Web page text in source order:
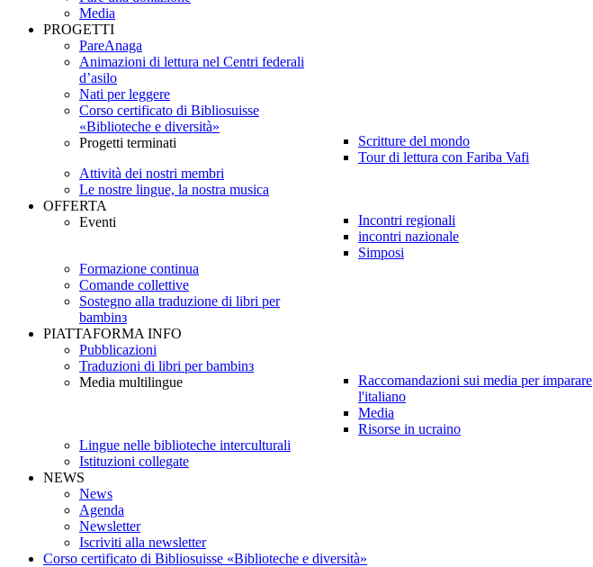
Media
PROGETTI
PareAnaga
Animazioni di lettura nel Centri federali
d’asilo
Nati per leggere
Corso certificato di Bibliosuisse
«Biblioteche e diversità»
Progetti terminati
Scritture del mondo
Tour di lettura con Fariba Vafi
Attività dei nostri membri
Le nostre lingue, la nostra musica
OFFERTA
Eventi
Incontri regionali
incontri nazionale
Simposi
Formazione continua
Comande collettive
Sostegno alla traduzione di libri per
bambinз
PIATTAFORMA INFO
Pubblicazioni
Traduzioni di libri per bambinз
Media multilingue
Raccomandazioni sui media per imparare
l'italiano
Media
Risorse in ucraino
Lingue nelle biblioteche interculturali
Istituzioni collegate
NEWS
News
Agenda
Newsletter
Iscriviti alla newsletter
Corso certificato di Bibliosuisse «Biblioteche e diversità»